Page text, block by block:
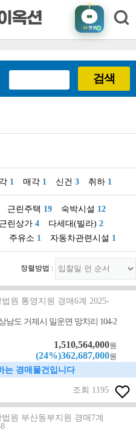
AI챗봇
검색
1 매각 1 신건 3 취하 1
근린주택 19 숙박시설 12
근린상가 4 다세대(빌라) 2
주유소 1 자동차관련시설 1
정렬방법 :
원 통영지원 경매6계 2025-
남도 거제시 일운면 망치리 104-2
1,510,564,000원
(24%)362,687,000원
는 경매물건입니다
조회 1195
원 부산동부지원 경매7계